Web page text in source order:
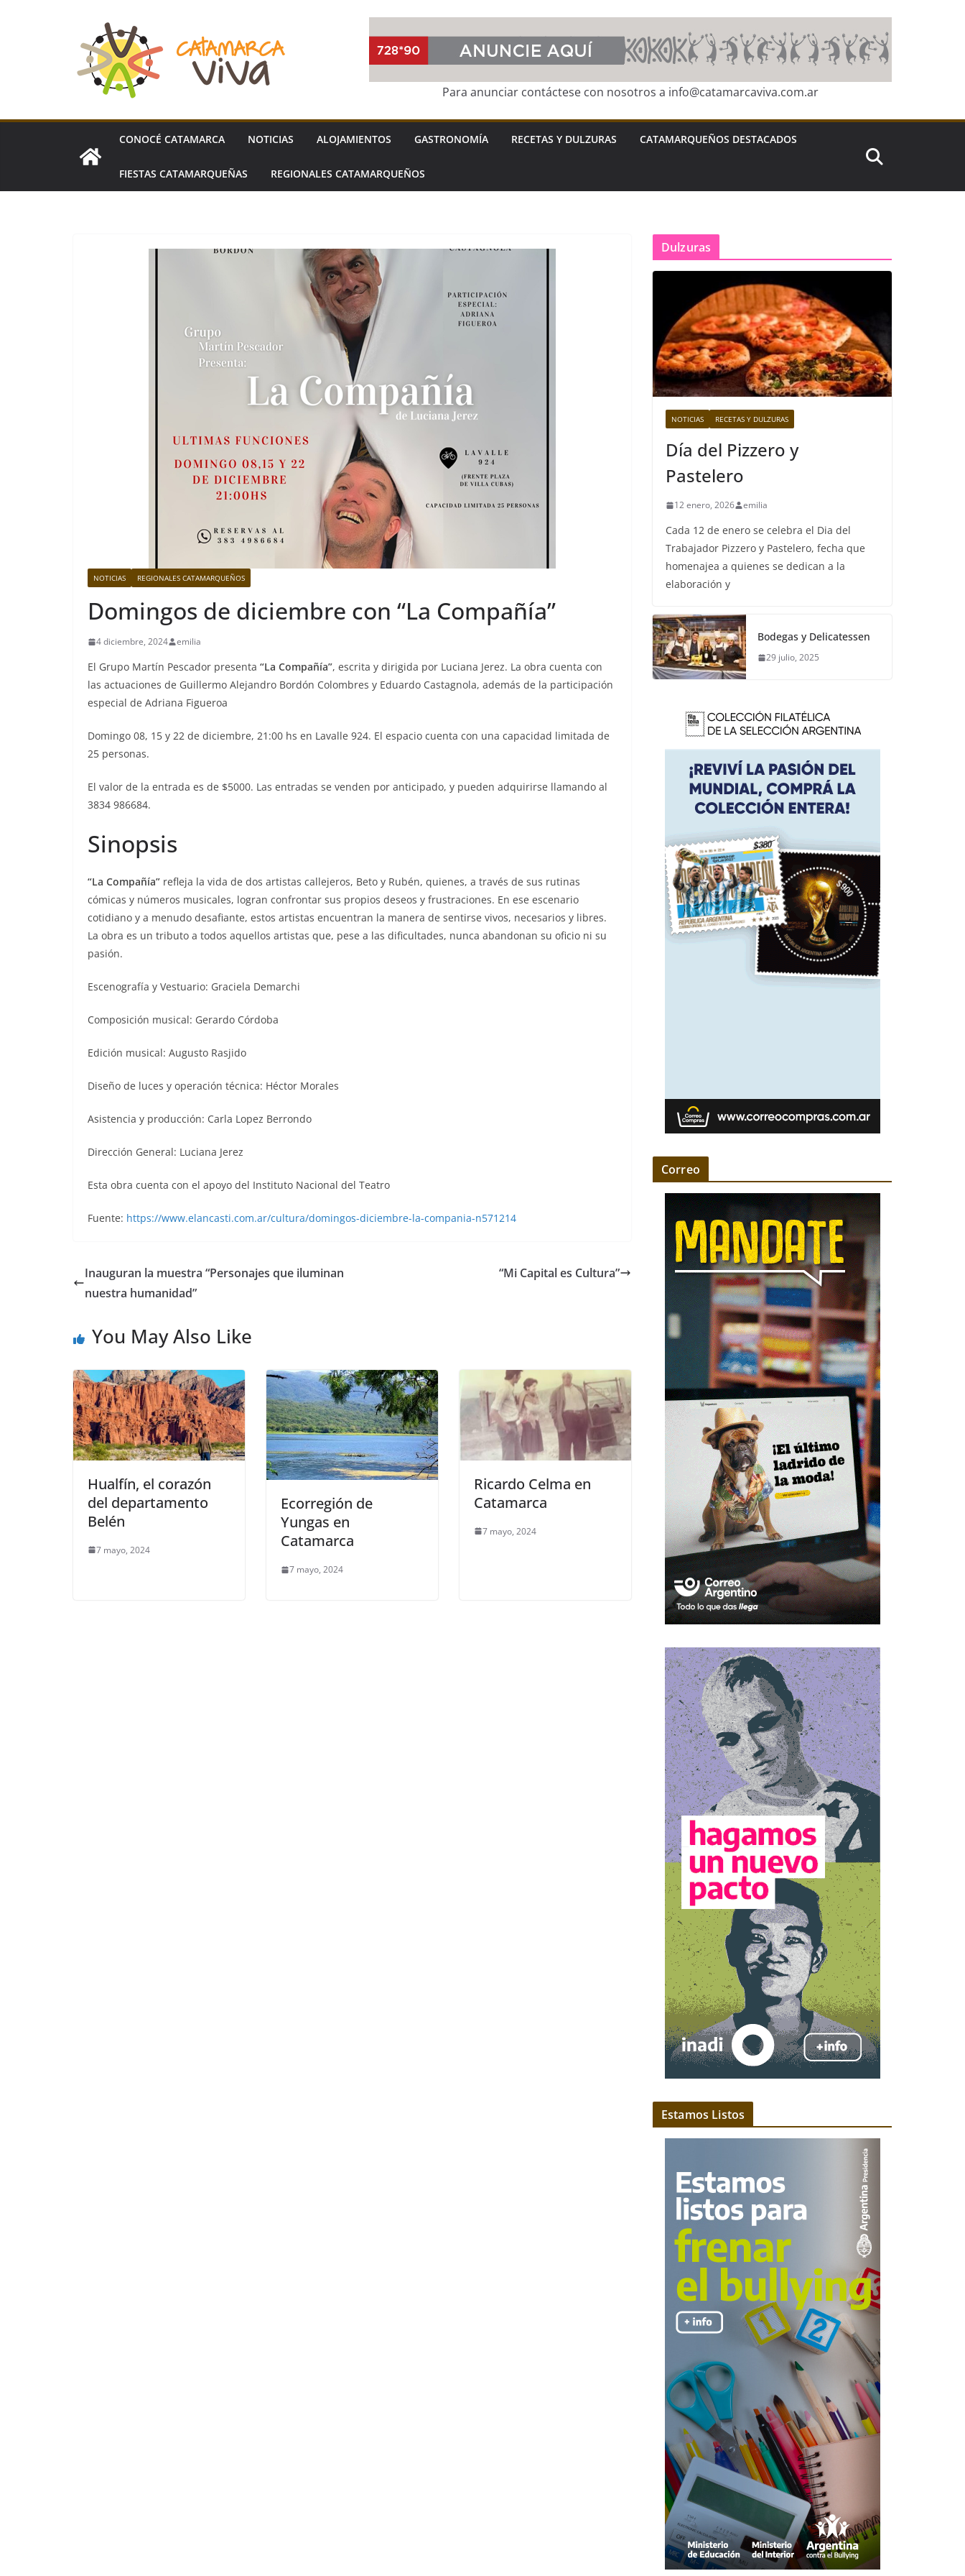
Para anunciar contáctese con nosotros a info@catamarcaviva.com.ar
CONOCÉ CATAMARCA NOTICIAS ALOJAMIENTOS GASTRONOMÍA RECETAS Y DULZURAS CATAMARQUEÑOS DESTACADOS
FIESTAS CATAMARQUEÑAS REGIONALES CATAMARQUEÑOS
NOTICIAS REGIONALES CATAMARQUEÑOS
Domingos de diciembre con “La Compañía”
4 diciembre, 2024 emilia
El Grupo Martín Pescador presenta “La Compañía”, escrita y dirigida por Luciana Jerez. La obra cuenta con
las actuaciones de Guillermo Alejandro Bordón Colombres y Eduardo Castagnola, además de la participación
especial de Adriana Figueroa
Domingo 08, 15 y 22 de diciembre, 21:00 hs en Lavalle 924. El espacio cuenta con una capacidad limitada de
25 personas.
El valor de la entrada es de $5000. Las entradas se venden por anticipado, y pueden adquirirse llamando al
3834 986684.
Sinopsis
“La Compañía” refleja la vida de dos artistas callejeros, Beto y Rubén, quienes, a través de sus rutinas
cómicas y números musicales, logran confrontar sus propios deseos y frustraciones. En ese escenario
cotidiano y a menudo desafiante, estos artistas encuentran la manera de sentirse vivos, necesarios y libres.
La obra es un tributo a todos aquellos artistas que, pese a las dificultades, nunca abandonan su oficio ni su
pasión.
Escenografía y Vestuario: Graciela Demarchi
Composición musical: Gerardo Córdoba
Edición musical: Augusto Rasjido
Diseño de luces y operación técnica: Héctor Morales
Asistencia y producción: Carla Lopez Berrondo
Dirección General: Luciana Jerez
Esta obra cuenta con el apoyo del Instituto Nacional del Teatro
Fuente: https://www.elancasti.com.ar/cultura/domingos-diciembre-la-compania-n571214
Inauguran la muestra “Personajes que iluminan
nuestra humanidad”
“Mi Capital es Cultura”
You May Also Like
Hualfín, el corazón
del departamento
Belén
7 mayo, 2024
Ecorregión de
Yungas en
Catamarca
7 mayo, 2024
Ricardo Celma en
Catamarca
7 mayo, 2024
Dulzuras
NOTICIAS RECETAS Y DULZURAS
Día del Pizzero y
Pastelero
12 enero, 2026 emilia
Cada 12 de enero se celebra el Dia del
Trabajador Pizzero y Pastelero, fecha que
homenajea a quienes se dedican a la
elaboración y
Bodegas y Delicatessen
29 julio, 2025
Correo
Estamos Listos